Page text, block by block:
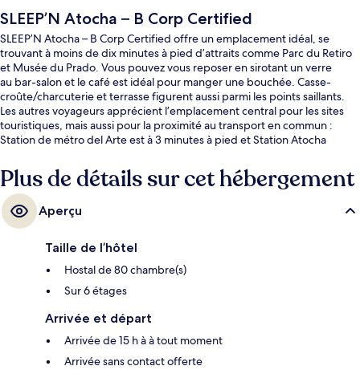
SLEEP’N Atocha – B Corp Certified
SLEEP’N Atocha – B Corp Certified offre un emplacement idéal, se
trouvant à moins de dix minutes à pied d’attraits comme Parc du Retiro
et Musée du Prado. Vous pouvez vous reposer en sirotant un verre
au bar-salon et le café est idéal pour manger une bouchée. Casse-
croûte/charcuterie et terrasse figurent aussi parmi les points saillants.
Les autres voyageurs apprécient l’emplacement central pour les sites
touristiques, mais aussi pour la proximité au transport en commun :
Station de métro del Arte est à 3 minutes à pied et Station Atocha
Plus de détails sur cet hébergement
Aperçu
Taille de l’hôtel
Hostal de 80 chambre(s)
Sur 6 étages
Arrivée et départ
Arrivée de 15 h à à tout moment
Arrivée sans contact offerte